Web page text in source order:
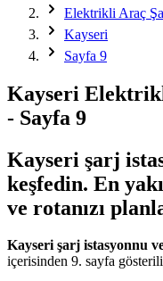
Elektrikli Araç
Kayseri
Sayfa 9
Kayseri
- Sayfa 9
Kayseri şarj
keşfedin. En
ve rotanızı
Kayseri şarj istasyonnu
içerisinden 9. sayfa